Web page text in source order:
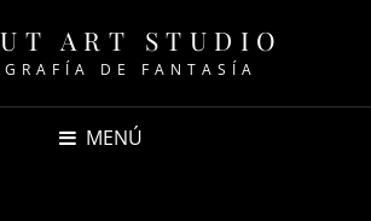
ART STUDIO
DE FANTASÍA
MENÚ